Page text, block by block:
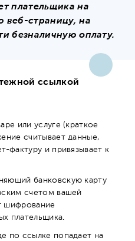
плательщика на
веб-страницу, на
безналичную оплату.
ссылкой
или услуге (краткое
считывает данные,
фактуру и привязывает к
банковскую карту
счетом вашей
шифрование
плательщика.
по ссылке попадает на